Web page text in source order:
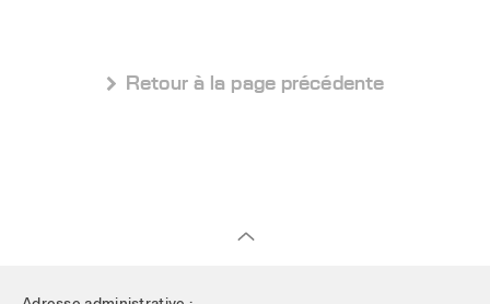
 Retour à la page précédente